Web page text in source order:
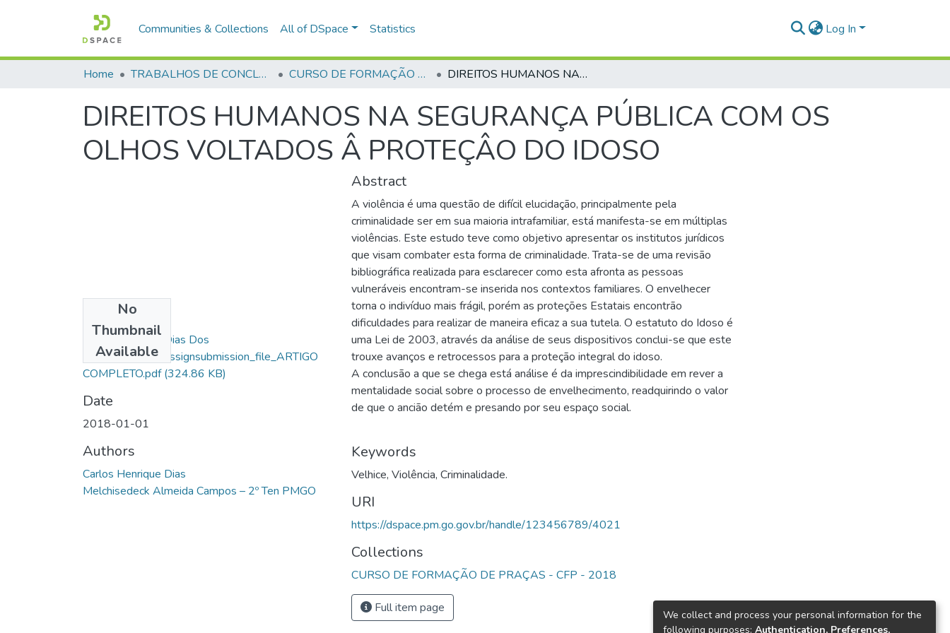
Communities & Collections All of DSpace Statistics Log In
Home TRABALHOS DE CONCLUSÃO DE CURSO - CFP (CURSO DE FORMAÇÃO DE PRAÇAS) CURSO DE FORMAÇÃO DE PRAÇAS - CFP - 2018 DIREITOS HUMANOS NA SEGURANÇA PÚBLICA COM OS OLHOS VOLTADOS Â PROTEÇÂO DO IDOSO
DIREITOS HUMANOS NA SEGURANÇA PÚBLICA COM OS
OLHOS VOLTADOS Â PROTEÇÂO DO IDOSO
No
Thumbnail
Available
Carlos Henrique Dias Dos
Santos_10121_assignsubmission_file_ARTIGO
COMPLETO.pdf(324.86 KB)
Date
2018-01-01
Authors
Carlos Henrique Dias
Melchisedeck Almeida Campos – 2º Ten PMGO
Abstract
A violência é uma questão de difícil elucidação, principalmente pela
criminalidade ser em sua maioria intrafamiliar, está manifesta-se em múltiplas
violências. Este estudo teve como objetivo apresentar os institutos jurídicos
que visam combater esta forma de criminalidade. Trata-se de uma revisão
bibliográfica realizada para esclarecer como esta afronta as pessoas
vulneráveis encontram-se inserida nos contextos familiares. O envelhecer
torna o indivíduo mais frágil, porém as proteções Estatais encontrão
dificuldades para realizar de maneira eficaz a sua tutela. O estatuto do Idoso é
uma Lei de 2003, através da análise de seus dispositivos conclui-se que este
trouxe avanços e retrocessos para a proteção integral do idoso.
A conclusão a que se chega está análise é da imprescindibilidade em rever a
mentalidade social sobre o processo de envelhecimento, readquirindo o valor
de que o ancião detém e presando por seu espaço social.
Keywords
Velhice, Violência, Criminalidade.
URI
https://dspace.pm.go.gov.br/handle/123456789/4021
Collections
CURSO DE FORMAÇÃO DE PRAÇAS - CFP - 2018
Full item page
We collect and process your personal information for the
following purposes: Authentication, Preferences,